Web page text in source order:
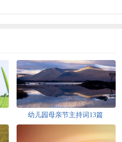
幼儿园母亲节主持词13篇